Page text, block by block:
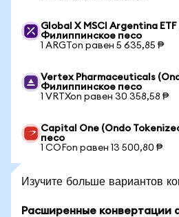
Global X MSCI Argentina
Филиппинское песо
1 ARGTon равен 5 635,85 ₱
Vertex Pharmaceuticals
Филиппинское песо
1 VRTXon равен 30 358,58 ₱
Capital One (Ondo
песо
1 COFon равен 13 500,80 ₱
Изучите больше вариантов
Расширенные конвертации